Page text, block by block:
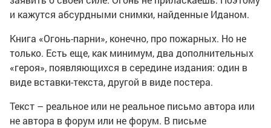
и кажутся абсурдными снимки, найденные Иданом.
Книга «Огонь-парни», конечно, про пожарных. Но не
только. Есть еще, как минимум, два дополнительных
«героя», появляющихся в середине издания: один в
виде вставки-текста, другой в виде постера.
Текст – реальное или не реальное письмо автора или
не автора в форум или не форум. В письме